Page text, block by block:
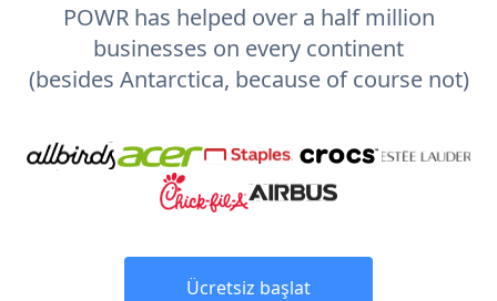
POWR has helped over a half million
businesses on every continent
(besides Antarctica, because of course not)
Ücretsiz başlat